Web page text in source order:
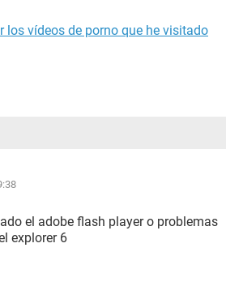
los vídeos de porno que he visitado
el adobe flash player o problemas
explorer 6